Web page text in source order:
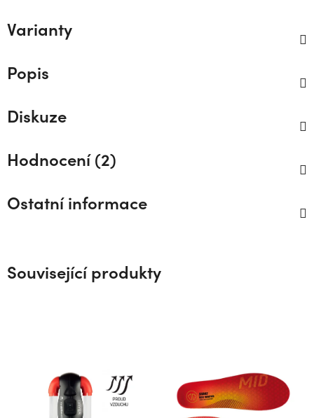
Varianty
Popis
Diskuze
Hodnocení (2)
Ostatní informace
Související produkty